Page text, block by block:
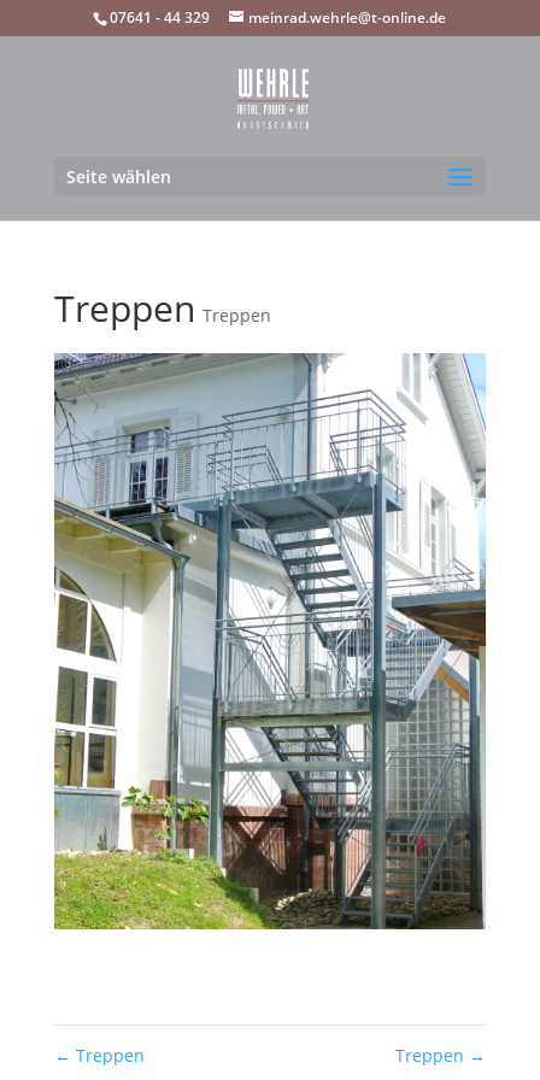
07641 - 44 329 meinrad.wehrle@t-online.de
Seite wählen
Treppen Treppen
← Treppen Treppen →